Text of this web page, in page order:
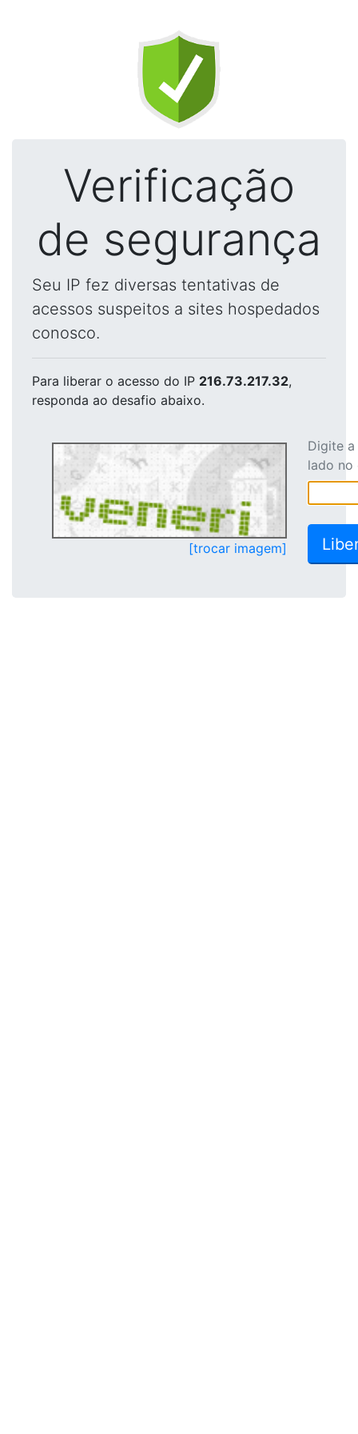
Verificação
de segurança
Seu IP fez diversas tentativas de
acessos suspeitos a sites hospedados
conosco.
Para liberar o acesso do IP 216.73.217.32,
responda ao desafio abaixo.
[trocar imagem]
Digite
lado no